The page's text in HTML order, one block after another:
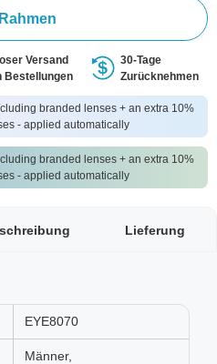
Versand
Bestellungen
30-Tage
Zurücknehmen
branded lenses + an extra 10%
- applied automatically
branded lenses + an extra 10%
- applied automatically
Lieferung
EYE8070
Männer,